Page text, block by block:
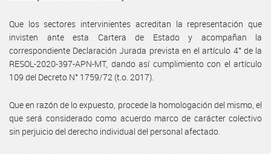
Que los sectores intervinientes acreditan la representación que
invisten ante esta Cartera de Estado y acompañan la
correspondiente Declaración Jurada prevista en el artículo 4° de la
RESOL-2020-397-APN-MT, dando así cumplimiento con el artículo
109 del Decreto N° 1759/72 (t.o. 2017).
Que en razón de lo expuesto, procede la homologación del mismo, el
que será considerado como acuerdo marco de carácter colectivo
sin perjuicio del derecho individual del personal afectado.